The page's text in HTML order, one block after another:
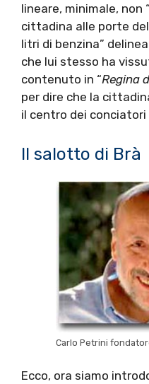
lineare, minimale, non
cittadina alle porte
litri di benzina”
che lui stesso ha
contenuto in “Regina
per dire che la
il centro dei conciatori
Il salotto di Brà
Carlo Petrini
Ecco, ora siamo